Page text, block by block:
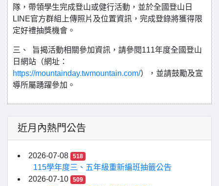
隊，帶領學生完成登山或健行活動，並於全國登山日
LINE官方群組上傳照片及位置資訊，完成登錄將獲得限
定好禮抽獎機會。
三、 旨揭活動相關參加資訊，請參閱111年度全國登山
日網站（網址：
https://mountainday.twmountain.com/），並請鼓勵及宣
導所屬踴躍參加。
近月內熱門公告
2026-07-08 518
115學年度三、五年級重新編班抽籤公告
2026-07-10
509